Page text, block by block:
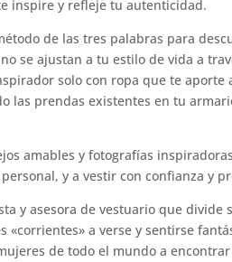
inspire y refleje tu autenticidad.
de las tres palabras para
se ajustan a tu estilo de vida a
solo con ropa que te
las prendas existentes en tu
amables y fotografías
y a vestir con confianza y
y asesora de vestuario que divide
«corrientes» a verse y sentirse
de todo el mundo a